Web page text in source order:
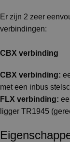
Er zijn 2 zeer
verbindingen:
CBX
CBX verbinding:
met een inbus
FLX verbinding:
ligger TR1945